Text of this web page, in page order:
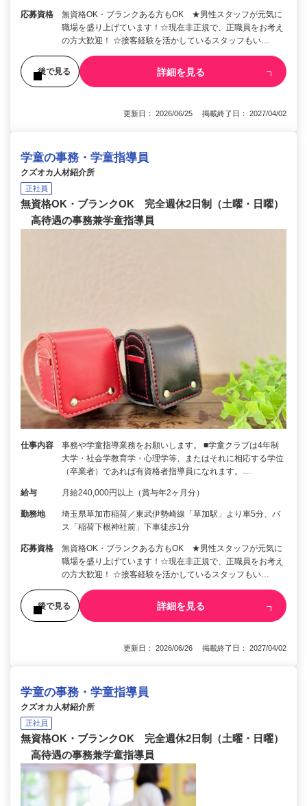
応募資格
無資格OK・ブランクある方もOK ★男性スタッフが元気に
職場を盛り上げています！☆現在非正規で、正職員をお考え
の方大歓迎！ ☆接客経験を活かしているスタッフもい…
後で見る 詳細を見る
更新日： 2026/06/25 掲載終了日： 2027/04/02
学童の事務・学童指導員
クズオカ人材紹介所
正社員
無資格OK・ブランクOK 完全週休2日制（土曜・日曜）
高待遇の事務兼学童指導員
仕事内容
事務や学童指導業務をお願いします。 ■学童クラブは4年制
大学・社会学教育学・心理学等、またはそれに相応する学位
（卒業者）であれば有資格者指導員になれます。…
給与 月給240,000円以上（賞与年2ヶ月分）
勤務地
埼玉県草加市稲荷／東武伊勢崎線「草加駅」より車5分、バ
ス「稲荷下根神社前」下車徒歩1分
応募資格
無資格OK・ブランクある方もOK ★男性スタッフが元気に
職場を盛り上げています！☆現在非正規で、正職員をお考え
の方大歓迎！ ☆接客経験を活かしているスタッフもい…
後で見る 詳細を見る
更新日： 2026/06/26 掲載終了日： 2027/04/02
学童の事務・学童指導員
クズオカ人材紹介所
正社員
無資格OK・ブランクOK 完全週休2日制（土曜・日曜）
高待遇の事務兼学童指導員